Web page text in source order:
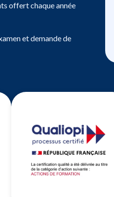
offert chaque année
et demande de